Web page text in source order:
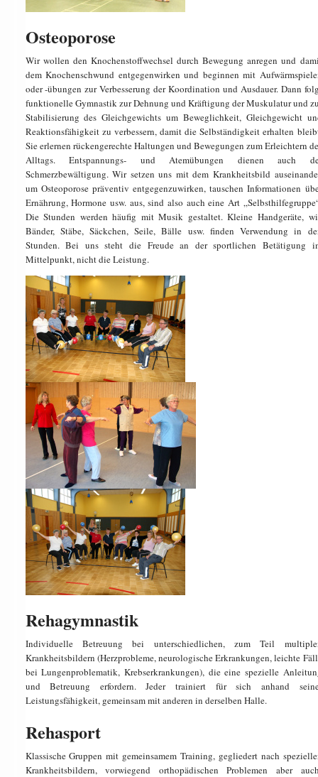
Osteoporose
Wir wollen den Knochenstoffwechsel durch Bewegung anregen und
dem Knochenschwund entgegenwirken und beginnen mit
oder -übungen zur Verbesserung der Koordination und Ausdauer. Dann
funktionelle Gymnastik zur Dehnung und Kräftigung der Muskulatur und
Stabilisierung des Gleichgewichts um Beweglichkeit, Gleichgewicht
Reaktionsfähigkeit zu verbessern, damit die Selbständigkeit erhalten
Sie erlernen rückengerechte Haltungen und Bewegungen zum Erleichtern
Alltags. Entspannungs- und Atemübungen dienen auch
Schmerzbewältigung. Wir setzen uns mit dem Krankheitsbild
um Osteoporose präventiv entgegenzuwirken, tauschen Informationen
Ernährung, Hormone usw. aus, sind also auch eine Art
Die Stunden werden häufig mit Musik gestaltet. Kleine Handgeräte,
Bänder, Stäbe, Säckchen, Seile, Bälle usw. finden Verwendung in
Stunden. Bei uns steht die Freude an der sportlichen Betätigung
Mittelpunkt, nicht die Leistung.
Rehagymnastik
Individuelle Betreuung bei unterschiedlichen, zum Teil
Krankheitsbildern (Herzprobleme, neurologische Erkrankungen, leichte
bei Lungenproblematik, Krebserkrankungen), die eine spezielle
und Betreuung erfordern. Jeder trainiert für sich anhand
Leistungsfähigkeit, gemeinsam mit anderen in derselben Halle.
Rehasport
Klassische Gruppen mit gemeinsamem Training, gegliedert nach
Krankheitsbildern, vorwiegend orthopädischen Problemen aber